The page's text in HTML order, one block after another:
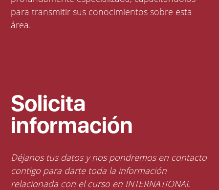
para transmitir sus conocimientos sobre esta
área.
Solicita
información
Déjanos tus datos y nos pondremos en contacto
contigo para darte toda la información
relacionada con el curso en INTERNATIONAL